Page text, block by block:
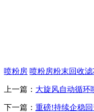
喷粉房 喷粉房粉末回收滤
上一篇： 大旋风自动循环
下一篇： 重磅!持续企稳